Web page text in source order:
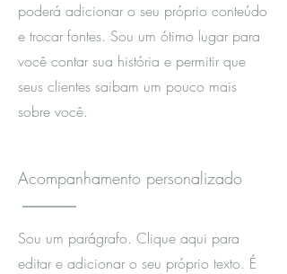
poderá adicionar o seu próprio conteúdo
e trocar fontes. Sou um ótimo lugar para
você contar sua história e permitir que
seus clientes saibam um pouco mais
sobre você.
Acompanhamento personalizado
Sou um parágrafo. Clique aqui para
editar e adicionar o seu próprio texto. É